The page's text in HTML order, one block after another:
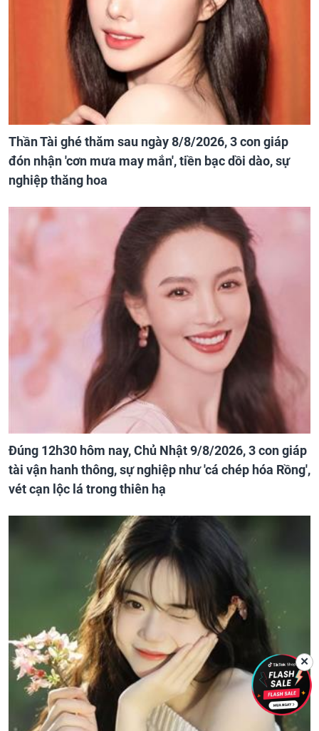
Thần Tài ghé thăm sau ngày 8/8/2026, 3 con giáp
đón nhận 'cơn mưa may mắn', tiền bạc dồi dào, sự
nghiệp thăng hoa
Đúng 12h30 hôm nay, Chủ Nhật 9/8/2026, 3 con giáp
tài vận hanh thông, sự nghiệp như 'cá chép hóa Rồng',
vét cạn lộc lá trong thiên hạ
✕